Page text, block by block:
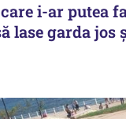
i-ar putea
lase garda jos